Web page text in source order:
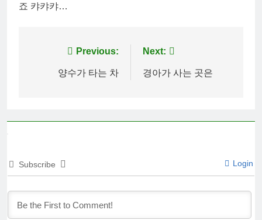
죠 캬캬캬…
navigation
Previous:
양수가 타는 차
Next:
경아가 사는 곳은
Subscribe Login